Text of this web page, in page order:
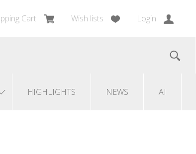
Cart Wish lists Login
HIGHLIGHTS NEWS AI